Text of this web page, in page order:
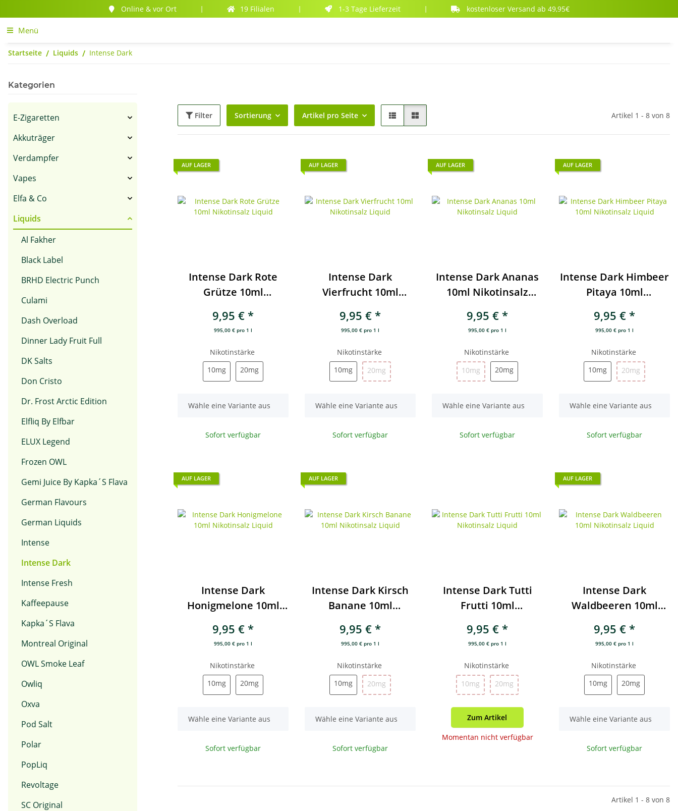
Online & vor Ort | 19 Filialen | 1-3 Tage Lieferzeit | kostenloser Versand ab 49,95€
Menü
Startseite Liquids Intense Dark
Filter Sortierung Artikel pro Seite Artikel 1 - 8 von 8
AUF LAGER
Intense Dark Rote
Grütze 10ml
9,95 € *
995,00 € pro 1 l
Nikotinstärke
10mg10mg20mg20mg
x
Wähle eine Variante aus
Sofort verfügbar
AUF LAGER
Intense Dark
Vierfrucht 10ml
9,95 € *
995,00 € pro 1 l
Nikotinstärke
10mg10mg20mg 20mg
x
Wähle eine Variante aus
Sofort verfügbar
AUF LAGER
Intense Dark Ananas
10ml Nikotinsalz
9,95 € *
995,00 € pro 1 l
Nikotinstärke
10mg 10mg20mg20mg
x
Wähle eine Variante aus
Sofort verfügbar
AUF LAGER
Intense Dark Himbeer
Pitaya 10ml
9,95 € *
995,00 € pro 1 l
Nikotinstärke
10mg10mg20mg 20mg
x
Wähle eine Variante aus
Sofort verfügbar
AUF LAGER
Intense Dark
Honigmelone 10ml
9,95 € *
995,00 € pro 1 l
Nikotinstärke
10mg10mg20mg20mg
x
Wähle eine Variante aus
Sofort verfügbar
AUF LAGER
Intense Dark Kirsch
Banane 10ml
9,95 € *
995,00 € pro 1 l
Nikotinstärke
10mg10mg20mg 20mg
x
Wähle eine Variante aus
Sofort verfügbar
Intense Dark Tutti
Frutti 10ml
9,95 € *
995,00 € pro 1 l
Nikotinstärke
10mg 10mg20mg 20mg
Zum Artikel
Momentan nicht verfügbar
AUF LAGER
Intense Dark
Waldbeeren 10ml
9,95 € *
995,00 € pro 1 l
Nikotinstärke
10mg10mg20mg20mg
x
Wähle eine Variante aus
Sofort verfügbar
Artikel 1 - 8 von 8
Kategorien
E-Zigaretten
Akkuträger
Verdampfer
Vapes
Elfa & Co
Liquids
Al Fakher
Black Label
BRHD Electric Punch
Culami
Dash Overload
Dinner Lady Fruit Full
DK Salts
Don Cristo
Dr. Frost Arctic Edition
Elfliq By Elfbar
ELUX Legend
Frozen OWL
Gemi Juice By Kapka´s Flava
German Flavours
German Liquids
Intense
Intense Dark
Intense Fresh
Kaffeepause
Kapka´s Flava
Montreal Original
OWL Smoke Leaf
Owliq
Oxva
Pod Salt
Polar
PopLiq
Revoltage
SC Original